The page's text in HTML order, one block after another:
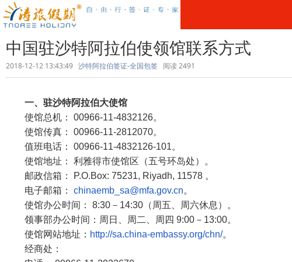
中国驻沙特阿拉伯使领馆联系方式
2018-12-12 13:43:49 沙特阿拉伯签证-全国包签 阅读2491
一、驻沙特阿拉伯大使馆
使馆总机： 00966-11-4832126。
使馆传真： 00966-11-2812070。
值班电话： 00966-11-4832126-101。
使馆地址： 利雅得市使馆区（五号环岛处）。
邮政信箱： P.O.Box: 75231, Riyadh, 11578 。
电子邮箱： chinaemb_sa@mfa.gov.cn。
使馆办公时间： 8:30－14:30（周五、周六休息）。
领事部办公时间：周日、周二、周四 9:00－13:00。
使馆网站地址： http://sa.china-embassy.org/chn/。
经商处：